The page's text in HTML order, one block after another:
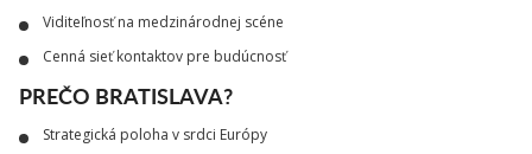
Viditeľnosť na medzinárodnej scéne
Cenná sieť kontaktov pre budúcnosť
PREČO BRATISLAVA?
Strategická poloha v srdci Európy